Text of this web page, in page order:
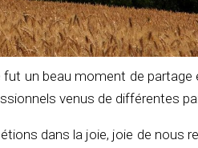
un beau moment de partage
venus de différentes
dans la joie, joie de nous